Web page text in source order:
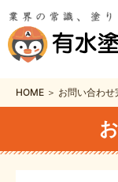
HOME ＞ お問い合わせ